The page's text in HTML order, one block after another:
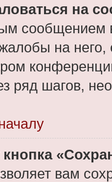
на
сообщением
на
ряд шагов,
кнопка
вам